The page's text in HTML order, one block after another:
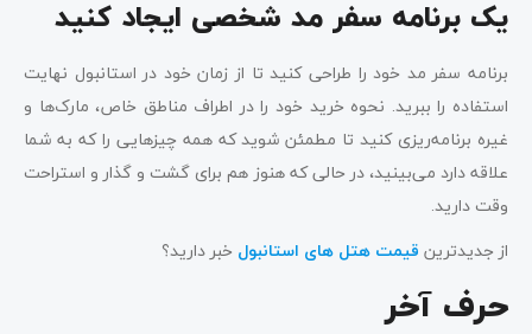
یک برنامه سفر مد شخصی ایجاد کنید
برنامه سفر مد خود را طراحی کنید تا از زمان خود در استانبول نهایت
استفاده را ببرید. نحوه خرید خود را در اطراف مناطق خاص، مارک‌ها و
غیره برنامه‌ریزی کنید تا مطمئن شوید که همه چیزهایی را که به شما
علاقه دارد می‌بینید، در حالی که هنوز هم برای گشت و گذار و استراحت
وقت دارید.
از جدیدترین قیمت هتل های استانبول خبر دارید؟
حرف آخر